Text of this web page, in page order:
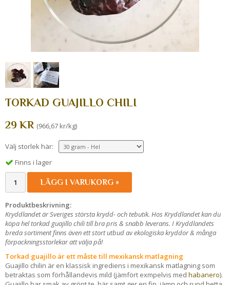
TORKAD GUAJILLO CHILI
29 KR (966,67 kr/kg)
Välj storlek här:
Finns i lager
LÄGG I VARUKORG »
Produktbeskrivning:
Kryddlandet är Sveriges största krydd- och tebutik. Hos Kryddlandet kan du
köpa hel torkad guajillo chili till bra pris & snabb leverans. I Kryddlandets
breda sortiment finns även ett stort utbud av ekologiska kryddor & många
förpackningsstorlekar att välja på!
Torkad guajillo är ett måste till mexikansk matlagning
Guajillo chilin är en klassisk ingrediens i mexikansk matlagning som
betraktas som förhållandevis mild (jämfört exmpelvis med habanero).